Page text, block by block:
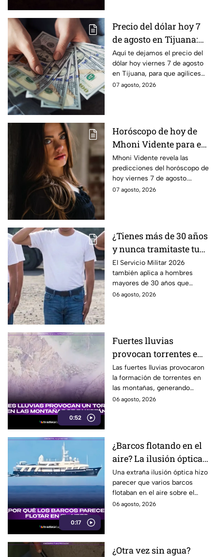
Precio del dólar hoy 7
de agosto en Tijuana:
¿sigue perdiendo
fuerza este viernes?
Aquí te dejamos el precio del
dólar hoy viernes 7 de agosto
en Tijuana, para que agilices
tus cambios, compras y
07 agosto, 2026
Horóscopo de hoy de
Mhoni Vidente para el
viernes 7 de agosto
¡Siente!
Mhoni Vidente revela las
predicciones del horóscopo de
hoy viernes 7 de agosto.
Descubre qué le espera a cada
07 agosto, 2026
¿Tienes más de 30 años
y nunca tramitaste tu
cartilla militar? Te
pueden llamar para
hacer servicio en Baja
California
El Servicio Militar 2026
también aplica a hombres
mayores de 30 años que
nunca tramitaron su cartilla. Te
06 agosto, 2026
0:52
Fuertes lluvias
provocan torrentes e
inundaciones en una
región montañosa
Las fuertes lluvias provocaron
la formación de torrentes en
las montañas, generando
inundaciones y afectaciones
06 agosto, 2026
0:17
¿Barcos flotando en el
aire? La ilusión óptica
que sorprendió a
usuarios en redes
sociales
Una extraña ilusión óptica hizo
parecer que varios barcos
flotaban en el aire sobre el
mar, pero el fenómeno fue
06 agosto, 2026
¿Otra vez sin agua?